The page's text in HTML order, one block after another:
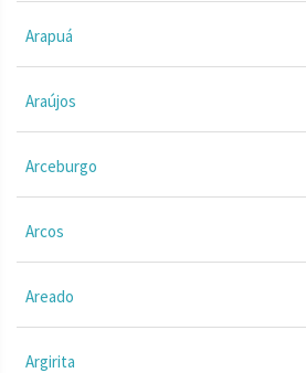
Arapuá
Araújos
Arceburgo
Arcos
Areado
Argirita